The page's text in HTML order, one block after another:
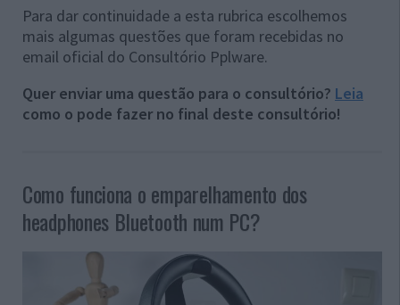
Para dar continuidade a esta rubrica escolhemos
mais algumas questões que foram recebidas no
email oficial do Consultório Pplware.
Quer enviar uma questão para o consultório? Leia
como o pode fazer no final deste consultório!
Como funciona o emparelhamento dos
headphones Bluetooth num PC?